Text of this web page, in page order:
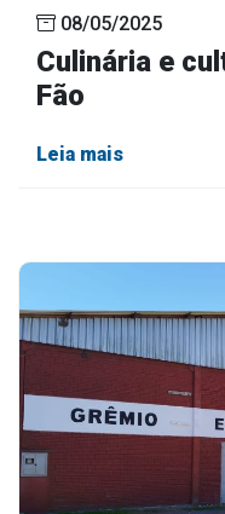
08/05/2025
Culinária e
Fão
Leia mais